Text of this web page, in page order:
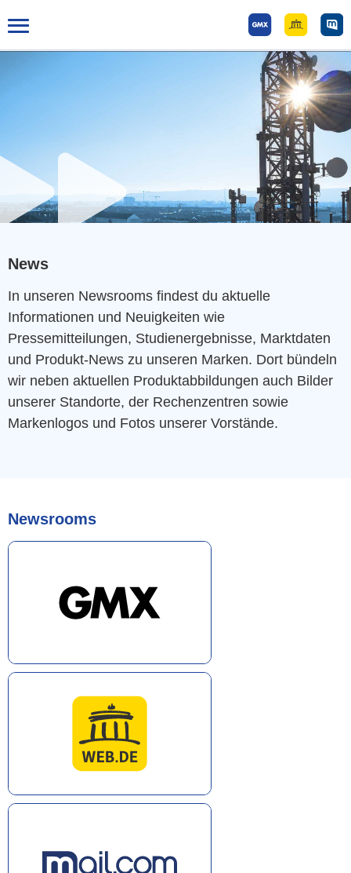
News
In unseren Newsrooms findest du aktuelle
Informationen und Neuigkeiten wie
Pressemitteilungen, Studienergebnisse, Marktdaten
und Produkt-News zu unseren Marken. Dort bündeln
wir neben aktuellen Produktabbildungen auch Bilder
unserer Standorte, der Rechenzentren sowie
Markenlogos und Fotos unserer Vorstände.
Newsrooms